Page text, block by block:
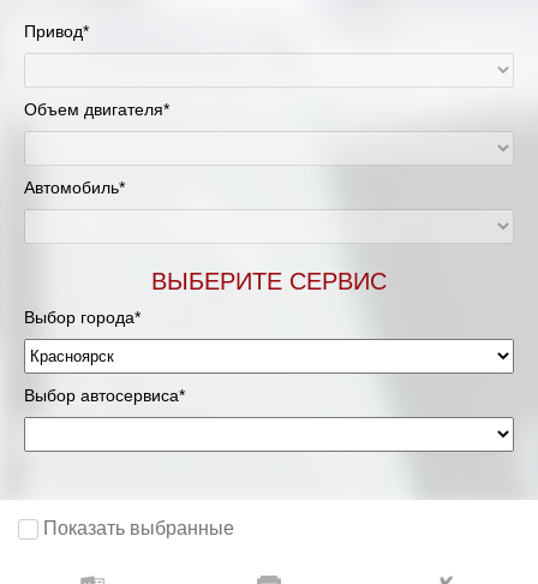
Привод*
Объем двигателя*
Автомобиль*
ВЫБЕРИТЕ СЕРВИС
Выбор города*
Выбор автосервиса*
Показать выбранные